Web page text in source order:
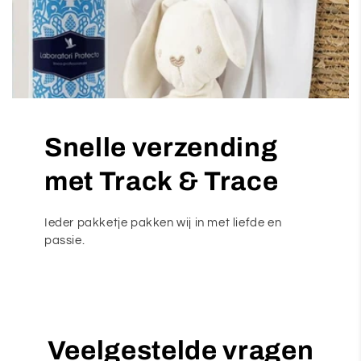
Snelle verzending
met Track & Trace
Ieder pakketje pakken wij in met liefde en
passie.
Veelgestelde vragen